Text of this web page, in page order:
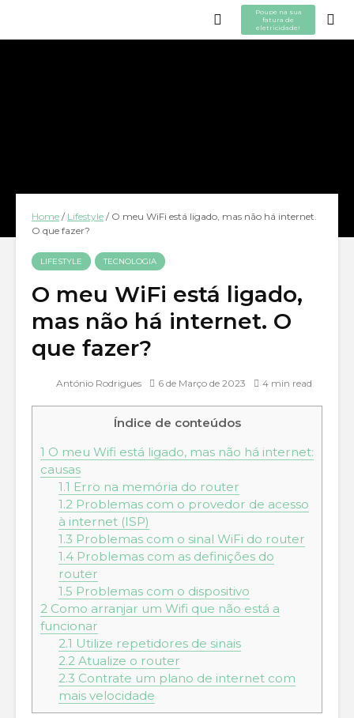
Poupe na sua
fatura de
eletricidade!
Home / Lifestyle / O meu WiFi está ligado, mas não há internet.
O que fazer?
LIFESTYLE TECNOLOGIA
O meu WiFi está ligado,
mas não há internet. O
que fazer?
António Rodrigues 6 de Março de 2023 4 min read
Índice de conteúdos
1 O meu Wifi está ligado, mas não há internet:
causas
1.1 Erro na memória do router
1.2Problemas com o provedor de acesso
à internet (ISP)
1.3 Problemas com o sinal WiFi do router
1.4Problemas com as definições do
router
1.5 Problemas com o dispositivo
2 Como arranjar um Wifi que não está a
funcionar
2.1 Utilize repetidores de sinais
2.2Atualize o router
2.3 Contrate um plano de internet com
mais velocidade